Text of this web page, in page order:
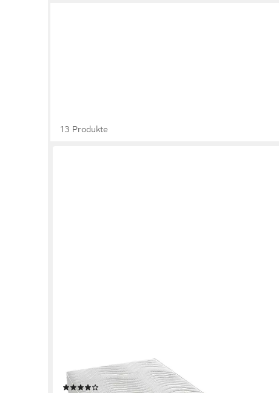
13 Produkte
Tonnentaschenfederkernmatratze Rügen, 24 cm hoch, 7
ergonomische Liegezonen
(26)